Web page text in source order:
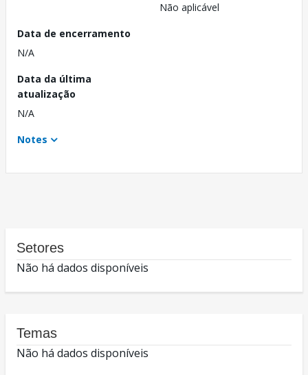
Não aplicável
Data de encerramento
N/A
Data da última
atualização
N/A
Notes
Setores
Não há dados disponíveis
Temas
Não há dados disponíveis